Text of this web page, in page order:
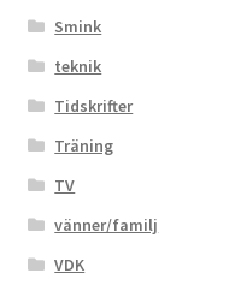
Smink
teknik
Tidskrifter
Träning
TV
vänner/familj
VDK